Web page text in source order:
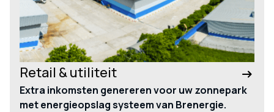
Retail & utiliteit
Extra inkomsten genereren voor uw zonnepark
met energieopslag systeem van Brenergie.